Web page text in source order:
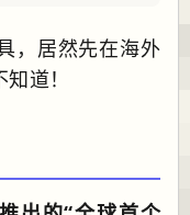
，居然先在海外
道！